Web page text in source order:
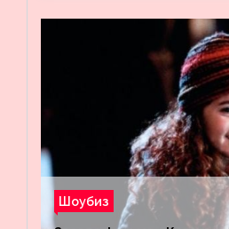
Шоубиз